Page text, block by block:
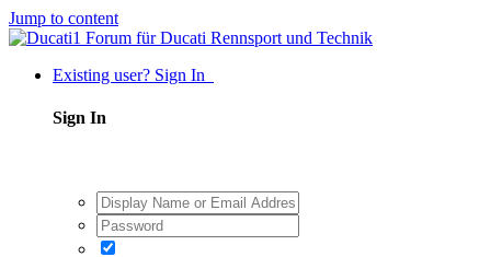
Jump to content
Existing user? Sign In
Sign In